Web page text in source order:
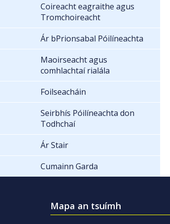
Coireacht eagraithe agus
Tromchoireacht
Ár bPrionsabal Póilíneachta
Maoirseacht agus
comhlachtaí rialála
Foilseacháin
Seirbhís Póilíneachta don
Todhchaí
Ár Stair
Cumainn Garda
Mapa an tsuímh